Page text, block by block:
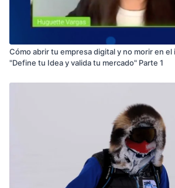
Cómo abrir tu empresa digital y no morir en el
"Define tu Idea y valida tu mercado" Parte 1